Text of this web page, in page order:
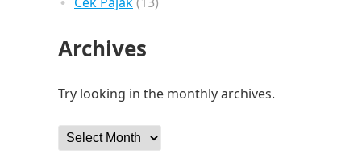
Archives
Try looking in the monthly archives.
Archives